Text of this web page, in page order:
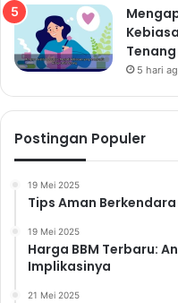
Tenang
5 hari
Postingan Populer
19 Mei 2025
Tips Aman
19 Mei 2025
Harga BBM Terbaru:
Implikasinya
21 Mei 2025